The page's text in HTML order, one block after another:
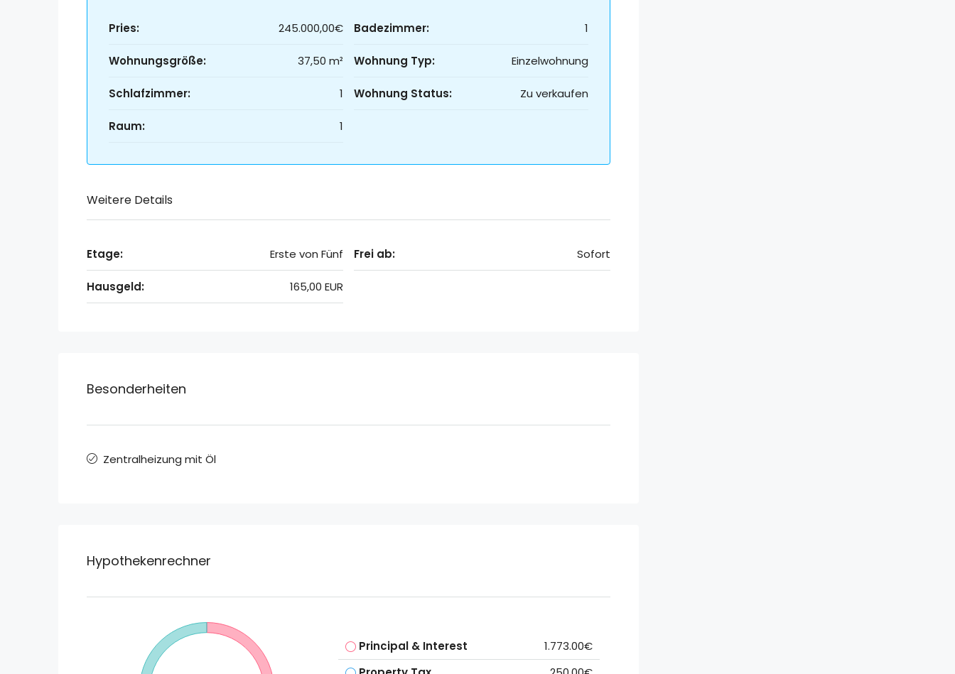
Pries: 245.000,00€
Wohnungsgröße: 37,50 m²
Schlafzimmer: 1
Raum: 1
Badezimmer: 1
Wohnung Typ: Einzelwohnung
Wohnung Status: Zu verkaufen
Weitere Details
Etage: Erste von Fünf
Hausgeld: 165,00 EUR
Frei ab: Sofort
Besonderheiten
Zentralheizung mit Öl
Hypothekenrechner
Principal & Interest
1.773.00€